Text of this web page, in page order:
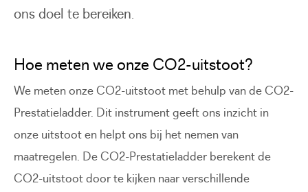
ons doel te bereiken.
Hoe meten we onze CO2-uitstoot?
We meten onze CO2-uitstoot met behulp van de CO2-
Prestatieladder. Dit instrument geeft ons inzicht in
onze uitstoot en helpt ons bij het nemen van
maatregelen. De CO2-Prestatieladder berekent de
CO2-uitstoot door te kijken naar verschillende